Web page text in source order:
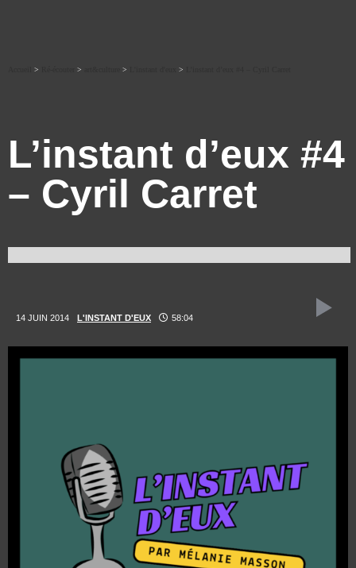
> > > >
L’instant d’eux #4
– Cyril Carret
14 JUIN 2014 L'INSTANT D'EUX 58:04